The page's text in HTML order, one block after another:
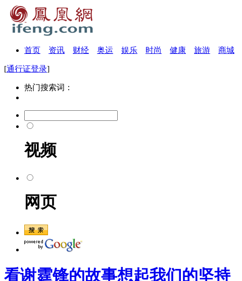
首页 资讯 财经 奥运 娱乐 时尚 健康 旅游 商城
[通行证登录]
热门搜索词：
视频
网页
看谢霆锋的故事想起我们的坚持